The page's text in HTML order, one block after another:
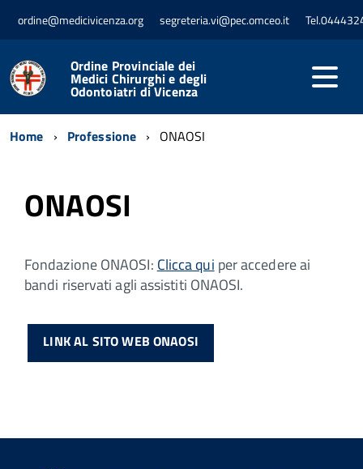
ordine@medicivicenza.org segreteria.vi@pec.omceo.it
Ordine Provinciale dei
Medici Chirurghi e degli
Odontoiatri di Vicenza
Home Professione ONAOSI
ONAOSI
Fondazione ONAOSI: Clicca qui per accedere ai
bandi riservati agli assistiti ONAOSI.
LINK AL SITO WEB ONAOSI